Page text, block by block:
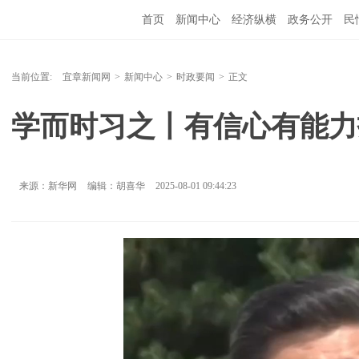
首页 新闻中心 经济纵横 政务公开 民
当前位置: 宜章新闻网 > 新闻中心 > 时政要闻 > 正文
学而时习之丨有信心有能
来源：新华网 编辑：胡喜华 2025-08-01 09:44:23